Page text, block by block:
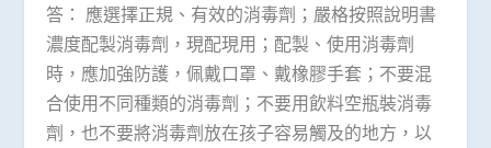
答： 應選擇正規、有效的消毒劑；嚴格按照說明書
濃度配製消毒劑，現配現用；配製、使用消毒劑
時，應加強防護，佩戴口罩、戴橡膠手套；不要混
合使用不同種類的消毒劑；不要用飲料空瓶裝消毒
劑，也不要將消毒劑放在孩子容易觸及的地方，以